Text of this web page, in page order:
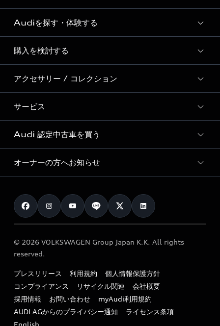
Audi ブランド
Story of Progress
Audi Sport
Formula 1®
デジタルサービス
Audiを探す・体験する
ディーラー検索
新車在庫検索
試乗車・展示車検索
見積り依頼
試乗予約
購入を検討する
モデル一覧
特別仕様モデル / 限定モデル
e-tronラインアップ
価格シミュレーション
車両比較
カタログ一覧
アクセサリー / コレクション
純正アクセサリー
オンラインショップ
Audi collection
アウディナビアプリ
サービス
サービス入庫予約
サービスプログラム
メンテナンス
車検 / 定期点検
e-tronアフターサポート
myAudi
Audi 認定中古車を買う
Audi認定中古車
クオリティ
保証
メンテナンス
ファイナンス
キャンペーン / イベント
買取査定
オーナーの方へお知らせ
お知らせ
オーナー様向けキャンペーン
特定整備適用車一覧
リサイクル法
よくある質問（FAQ）
© 2026 VOLKSWAGEN Group Japan K.K. All rights
reserved.
プレスリリース 利用規約
個人情報保護方針
コンプライアンス
リサイクル関連
会社概要
採用情報
お問い合わせ
myAudi利用規約
AUDI AGからのプライバシー通知
ライセンス条項
English